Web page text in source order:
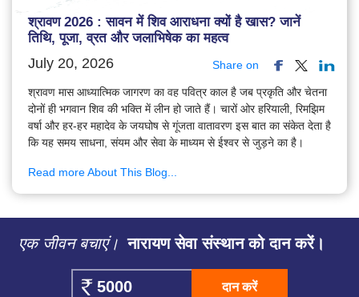
श्रावण 2026 : सावन में शिव आराधना क्यों है खास? जानें
तिथि, पूजा, व्रत और जलाभिषेक का महत्व
July 20, 2026 Share on
श्रावण मास आध्यात्मिक जागरण का वह पवित्र काल है जब प्रकृति और चेतना
दोनों ही भगवान शिव की भक्ति में लीन हो जाते हैं। चारों ओर हरियाली, रिमझिम
वर्षा और हर-हर महादेव के जयघोष से गूंजता वातावरण इस बात का संकेत देता है
कि यह समय साधना, संयम और सेवा के माध्यम से ईश्वर से जुड़ने का है।
Read more About This Blog...
एक जीवन बचाएं। नारायण सेवा संस्थान को दान करें।
दान करें